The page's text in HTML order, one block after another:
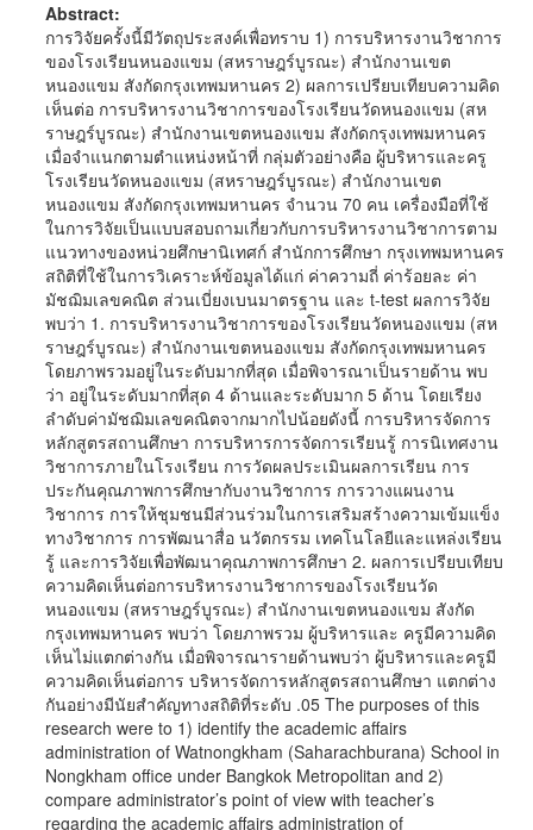
Abstract:
การวิจัยครั้งนี้มีวัตถุประสงค์เพื่อทราบ 1) การบริหารงานวิชาการ
ของโรงเรียนหนองแขม (สหราษฎร์บูรณะ) สำนักงานเขต
หนองแขม สังกัดกรุงเทพมหานคร 2) ผลการเปรียบเทียบความคิด
เห็นต่อ การบริหารงานวิชาการของโรงเรียนวัดหนองแขม (สห
ราษฎร์บูรณะ) สำนักงานเขตหนองแขม สังกัดกรุงเทพมหานคร
เมื่อจำแนกตามตำแหน่งหน้าที่ กลุ่มตัวอย่างคือ ผู้บริหารและครู
โรงเรียนวัดหนองแขม (สหราษฎร์บูรณะ) สำนักงานเขต
หนองแขม สังกัดกรุงเทพมหานคร จำนวน 70 คน เครื่องมือที่ใช้
ในการวิจัยเป็นแบบสอบถามเกี่ยวกับการบริหารงานวิชาการตาม
แนวทางของหน่วยศึกษานิเทศก์ สำนักการศึกษา กรุงเทพมหานคร
สถิติที่ใช้ในการวิเคราะห์ข้อมูลได้แก่ ค่าความถี่ ค่าร้อยละ ค่า
มัชฌิมเลขคณิต ส่วนเบี่ยงเบนมาตรฐาน และ t-test ผลการวิจัย
พบว่า 1. การบริหารงานวิชาการของโรงเรียนวัดหนองแขม (สห
ราษฎร์บูรณะ) สำนักงานเขตหนองแขม สังกัดกรุงเทพมหานคร
โดยภาพรวมอยู่ในระดับมากที่สุด เมื่อพิจารณาเป็นรายด้าน พบ
ว่า อยู่ในระดับมากที่สุด 4 ด้านและระดับมาก 5 ด้าน โดยเรียง
ลำดับค่ามัชฌิมเลขคณิตจากมากไปน้อยดังนี้ การบริหารจัดการ
หลักสูตรสถานศึกษา การบริหารการจัดการเรียนรู้ การนิเทศงาน
วิชาการภายในโรงเรียน การวัดผลประเมินผลการเรียน การ
ประกันคุณภาพการศึกษากับงานวิชาการ การวางแผนงาน
วิชาการ การให้ชุมชนมีส่วนร่วมในการเสริมสร้างความเข้มแข็ง
ทางวิชาการ การพัฒนาสื่อ นวัตกรรม เทคโนโลยีและแหล่งเรียน
รู้ และการวิจัยเพื่อพัฒนาคุณภาพการศึกษา 2. ผลการเปรียบเทียบ
ความคิดเห็นต่อการบริหารงานวิชาการของโรงเรียนวัด
หนองแขม (สหราษฎร์บูรณะ) สำนักงานเขตหนองแขม สังกัด
กรุงเทพมหานคร พบว่า โดยภาพรวม ผู้บริหารและ ครูมีความคิด
เห็นไม่แตกต่างกัน เมื่อพิจารณารายด้านพบว่า ผู้บริหารและครูมี
ความคิดเห็นต่อการ บริหารจัดการหลักสูตรสถานศึกษา แตกต่าง
กันอย่างมีนัยสำคัญทางสถิติที่ระดับ .05 The purposes of this
research were to 1) identify the academic affairs
administration of Watnongkham (Saharachburana) School in
Nongkham office under Bangkok Metropolitan and 2)
compare administrator’s point of view with teacher’s
regarding the academic affairs administration of